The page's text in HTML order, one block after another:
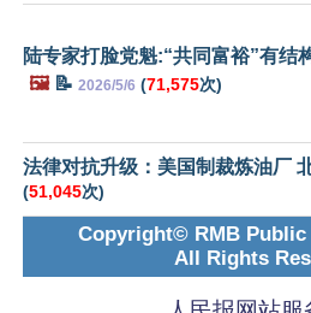
陆专家打脸党魁:“共同富裕”有结
🖼️📝 2026/5/6 (71,575次)
法律对抗升级：美国制裁炼油厂
(51,045次)
Copyright© RMB Public
All Rights